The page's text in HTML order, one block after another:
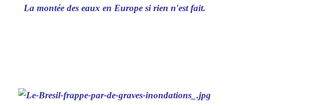
La montée des eaux en Europe si rien n'est fait.